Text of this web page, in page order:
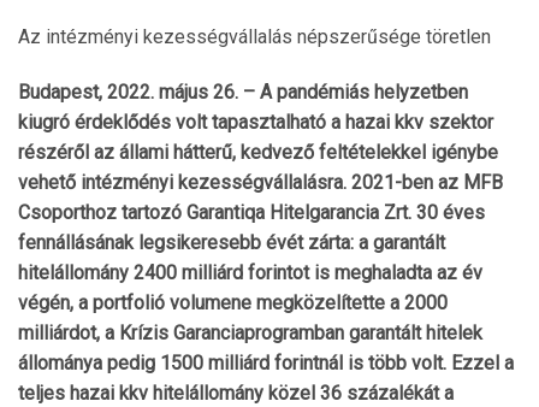
Az intézményi kezességvállalás népszerűsége töretlen
Budapest, 2022. május 26. – A pandémiás helyzetben
kiugró érdeklődés volt tapasztalható a hazai kkv szektor
részéről az állami hátterű, kedvező feltételekkel igénybe
vehető intézményi kezességvállalásra. 2021-ben az MFB
Csoporthoz tartozó Garantiqa Hitelgarancia Zrt. 30 éves
fennállásának legsikeresebb évét zárta: a garantált
hitelállomány 2400 milliárd forintot is meghaladta az év
végén, a portfolió volumene megközelítette a 2000
milliárdot, a Krízis Garanciaprogramban garantált hitelek
állománya pedig 1500 milliárd forintnál is több volt. Ezzel a
teljes hazai kkv hitelállomány közel 36 százalékát a